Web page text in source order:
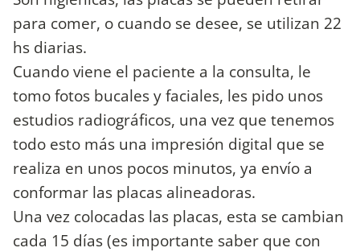
para comer, o cuando se desee, se utilizan 22
hs diarias.
Cuando viene el paciente a la consulta, le
tomo fotos bucales y faciales, les pido unos
estudios radiográficos, una vez que tenemos
todo esto más una impresión digital que se
realiza en unos pocos minutos, ya envío a
conformar las placas alineadoras.
Una vez colocadas las placas, esta se cambian
cada 15 días (es importante saber que con